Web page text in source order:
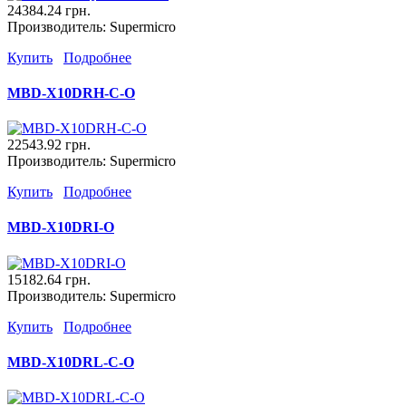
24384.24 грн.
Производитель: Supermicro
Купить
Подробнее
MBD-X10DRH-C-O
22543.92 грн.
Производитель: Supermicro
Купить
Подробнее
MBD-X10DRI-O
15182.64 грн.
Производитель: Supermicro
Купить
Подробнее
MBD-X10DRL-C-O